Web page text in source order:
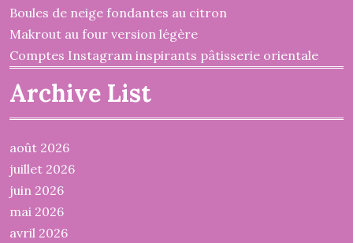
Boules de neige fondantes au citron
Makrout au four version légère
Comptes Instagram inspirants pâtisserie orientale
Archive List
août 2026
juillet 2026
juin 2026
mai 2026
avril 2026